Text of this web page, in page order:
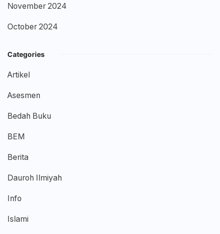
November 2024
October 2024
Categories
Artikel
Asesmen
Bedah Buku
BEM
Berita
Dauroh Ilmiyah
Info
Islami